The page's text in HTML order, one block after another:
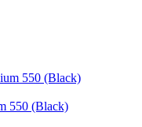
550 (Black)